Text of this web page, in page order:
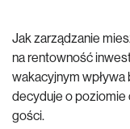
Jak zarządzanie
na rentowność
wakacyjnym
decyduje o poziomie
gości.